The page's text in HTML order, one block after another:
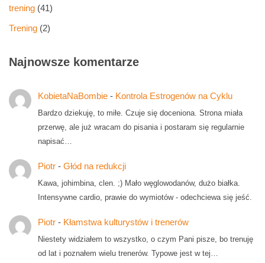
trening (41)
Trening (2)
Najnowsze komentarze
KobietaNaBombie- Kontrola Estrogenów na Cyklu
Bardzo dziekuję, to miłe. Czuje się doceniona. Strona miała
przerwę, ale już wracam do pisania i postaram się regularnie
napisać…
Piotr- Głód na redukcji
Kawa, johimbina, clen. ;) Mało węglowodanów, dużo białka.
Intensywne cardio, prawie do wymiotów - odechciewa się jeść.
Piotr- Kłamstwa kulturystów i trenerów
Niestety widziałem to wszystko, o czym Pani pisze, bo trenuję
od lat i poznałem wielu trenerów. Typowe jest w tej…